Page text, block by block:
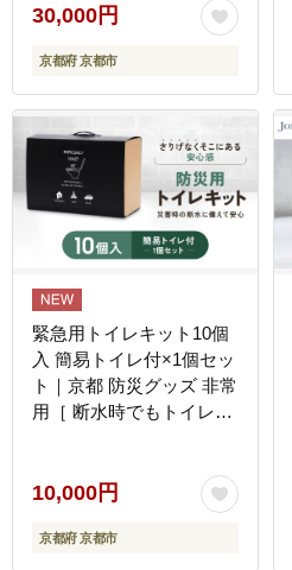
イレ 人気 おすすめ 災害
用 凝固剤 排泄袋 備蓄品
豪雨 地震 台風 断水 洪水
災害 長期保存 通販 送料
無料 ］
30,000円
京都府 京都市
緊急用トイレキット10個
入 簡易トイレ付×1個セッ
ト｜京都 防災グッズ 非常
用［ 断水時でもトイレが
イレ 人気 おすすめ 災害
用 凝固剤 排泄袋 備蓄品
豪雨 地震 台風 断水 洪水
10,000円
京都府 京都市